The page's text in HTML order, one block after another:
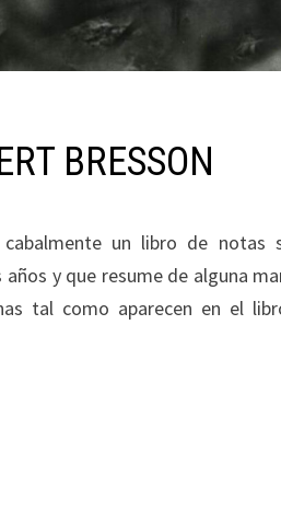
BRESSON
un libro de notas
y que resume de alguna
tal como aparecen en el